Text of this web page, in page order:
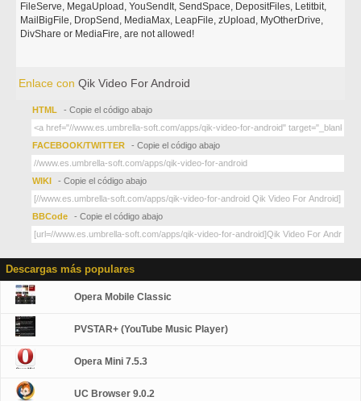
FileServe, MegaUpload, YouSendIt, SendSpace, DepositFiles, Letitbit,
MailBigFile, DropSend, MediaMax, LeapFile, zUpload, MyOtherDrive,
DivShare or MediaFire, are not allowed!
Enlace conQik Video For Android
HTML - Copie el código abajo
FACEBOOK/TWITTER - Copie el código abajo
WIKI - Copie el código abajo
BBCode - Copie el código abajo
Descargas más populares
Opera Mobile Classic
PVSTAR+ (YouTube Music Player)
Opera Mini 7.5.3
UC Browser 9.0.2